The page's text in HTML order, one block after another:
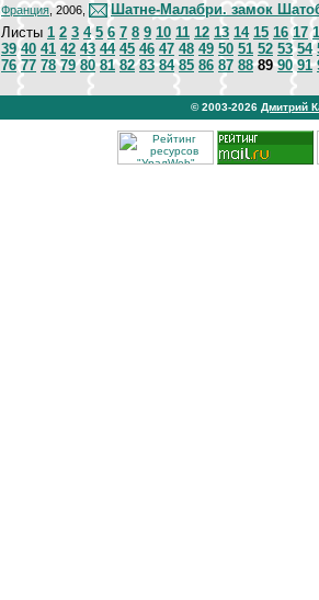
Франция , 2006,
Шатне-Малабри. замок
Листы 1 2 3 4 5 6 7 8 9 10 11 12 13 14 15 16 17
39 40 41 42 43 44 45 46 47 48 49 50 51 52 53 54
76 77 78 79 80 81 82 83 84 85 86 87 88 89 90 91
© 2003-2026 Дмитрий